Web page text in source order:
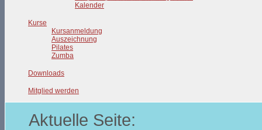
Kalender
Kurse
Kursanmeldung
Auszeichnung
Pilates
Zumba
Downloads
Mitglied werden
Aktuelle Seite: